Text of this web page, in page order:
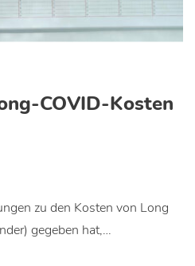
COVID-Kosten
zu den Kosten von Long
gegeben hat,…